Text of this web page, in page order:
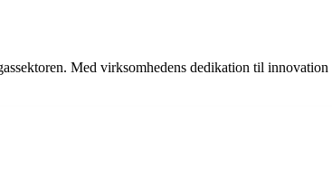
Med virksomhedens dedikation til